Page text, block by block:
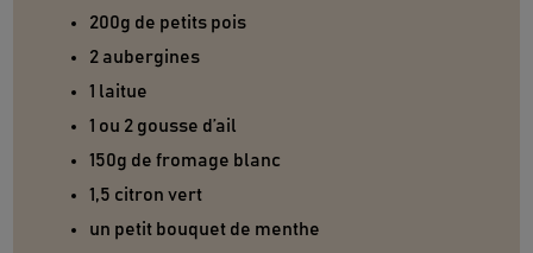
200g de petits pois
2 aubergines
1 laitue
1 ou 2 gousse d’ail
150g de fromage blanc
1,5 citron vert
un petit bouquet de menthe